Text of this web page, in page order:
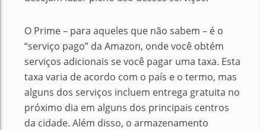
O Prime – para aqueles que não sabem – é o
“serviço pago” da Amazon, onde você obtém
serviços adicionais se você pagar uma taxa. Esta
taxa varia de acordo com o país e o termo, mas
alguns dos serviços incluem entrega gratuita no
próximo dia em alguns dos principais centros
da cidade. Além disso, o armazenamento